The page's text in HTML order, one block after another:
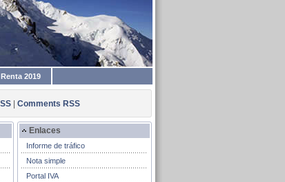
2019
Comments RSS
Enlaces
Informe de tráfico
Nota simple
Portal IVA